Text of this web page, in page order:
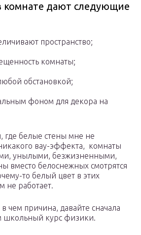
комнате дают следующие
пространство;
комнаты;
обстановкой;
фоном для декора на
где белые стены мне не
вау-эффекта, комнаты
унылыми, безжизненными,
вместо белоснежных смотрятся
то белый цвет в этих
не работает.
чем причина, давайте сначала
школьный курс физики.